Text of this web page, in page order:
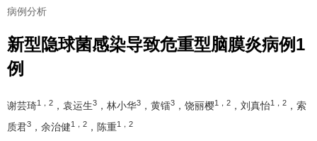
病例分析
新型隐球菌感染导致危重型脑膜炎病例1
例
谢芸琦1，2 ，袁运生3 ，林小华3 ，黄镭3 ，饶丽樱1，2 ，刘真怡1，2 ，索
质君3 ，余治健1，2 ，陈重1，2